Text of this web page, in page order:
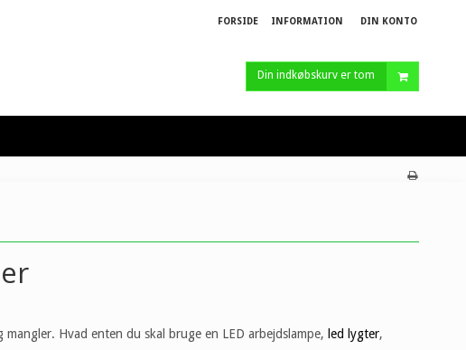
FORSIDE INFORMATION DIN KONTO
Din indkøbskurv er tom
Hvad enten du skal bruge en LED arbejdslampe, led lygter,